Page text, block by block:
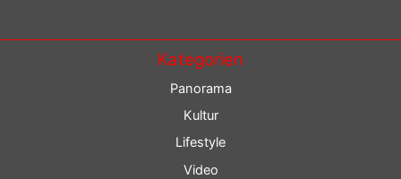
Kategorien
Panorama
Kultur
Lifestyle
Video